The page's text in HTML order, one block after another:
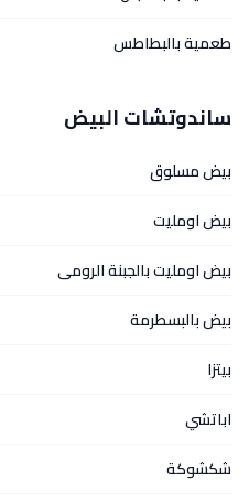
طعمية بالبطاطس
ساندوتشات البيض
بيض مسلوق
بيض اومليت
بيض اومليت بالجبنة الرومى
بيض بالبسطرمة
بيتزا
اباتشي
شكشوكة